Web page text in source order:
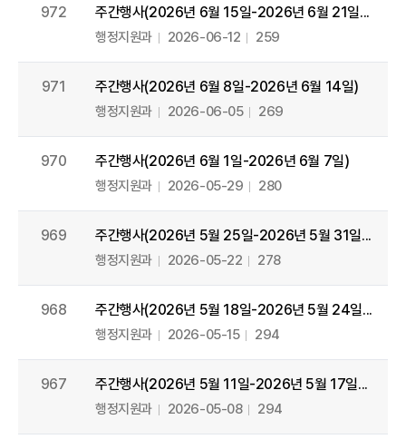
972 주간행사(2026년 6월 15일-2026년 6월 21일...
행정지원과 2026-06-12 259
971 주간행사(2026년 6월 8일-2026년 6월 14일)
행정지원과 2026-06-05 269
970 주간행사(2026년 6월 1일-2026년 6월 7일)
행정지원과 2026-05-29 280
969 주간행사(2026년 5월 25일-2026년 5월 31일...
행정지원과 2026-05-22 278
968 주간행사(2026년 5월 18일-2026년 5월 24일...
행정지원과 2026-05-15 294
967 주간행사(2026년 5월 11일-2026년 5월 17일...
행정지원과 2026-05-08 294